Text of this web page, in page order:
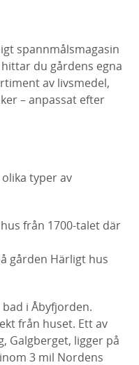
spannmålsmagasin
du gårdens egna
av livsmedel,
– anpassat efter
typer av
från 1700-talet där
gården Härligt hus
i Åbyfjorden.
från huset. Ett av
Galgberget, ligger på
3 mil Nordens